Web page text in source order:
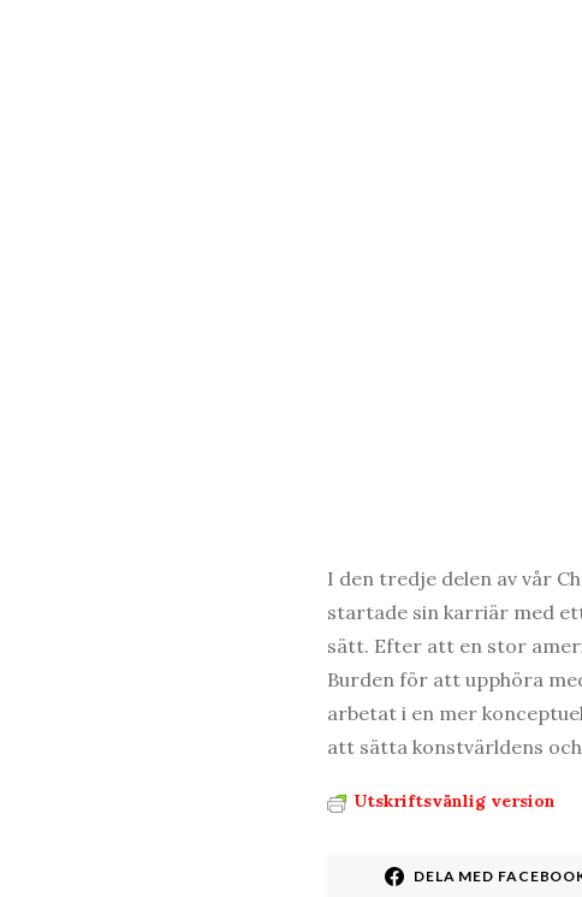
I den tredje delen av vår
startade sin karriär med
sätt. Efter att en stor
Burden för att upphöra
arbetat i en mer
att sätta konstvärldens
Utskriftsvänlig version
DELA MED